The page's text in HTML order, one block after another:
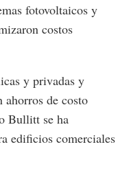
fotovoltaicos y
costos
y privadas y
de costo
Bullitt se ha
edificios comerciales